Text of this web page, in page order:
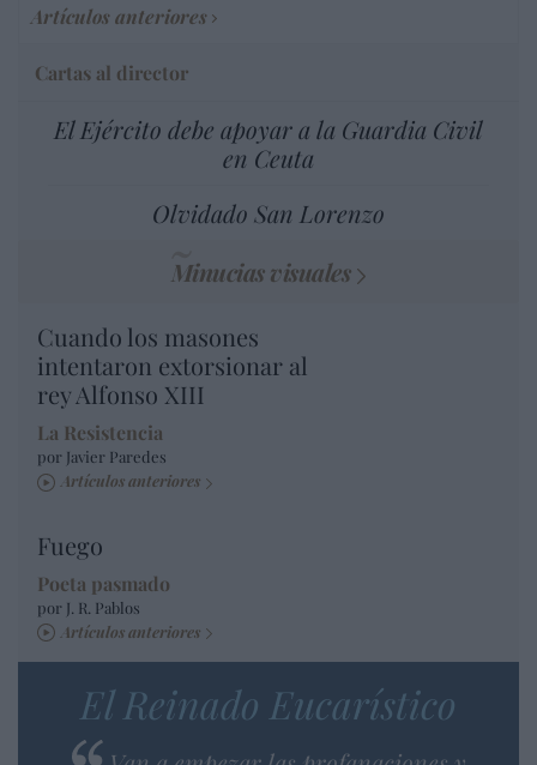
Artículos anteriores
Cartas al director
El Ejército debe apoyar a la Guardia Civil
en Ceuta
Olvidado San Lorenzo
Minucias visuales
Cuando los masones
intentaron extorsionar al
rey Alfonso XIII
La Resistencia
por Javier Paredes
Artículos anteriores
Fuego
Poeta pasmado
por J. R. Pablos
Artículos anteriores
El Reinado Eucarístico